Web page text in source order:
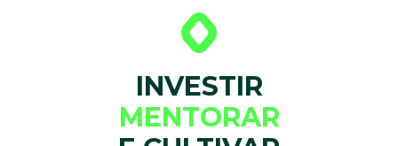
INVESTIR
MENTORAR